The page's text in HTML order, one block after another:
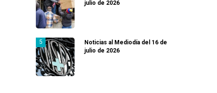
julio de 2026
Noticias al Mediodía del 16 de
julio de 2026